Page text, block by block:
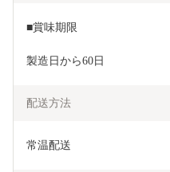
■賞味期限
製造日から60日
配送方法
常温配送